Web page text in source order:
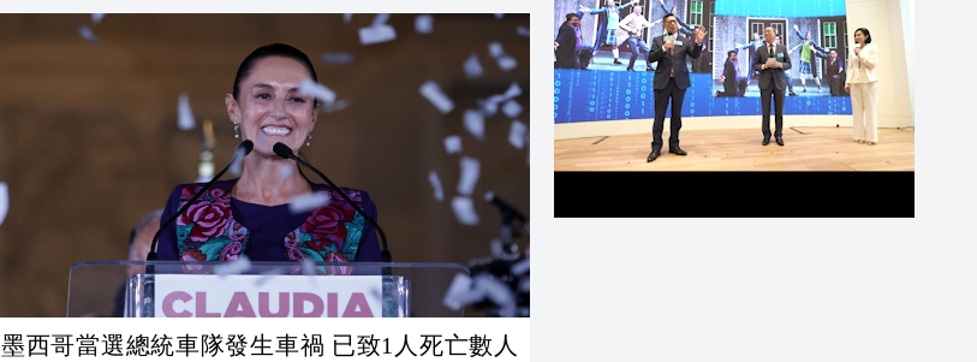
墨西哥當選總統車隊發生車禍 已致1人死亡數人